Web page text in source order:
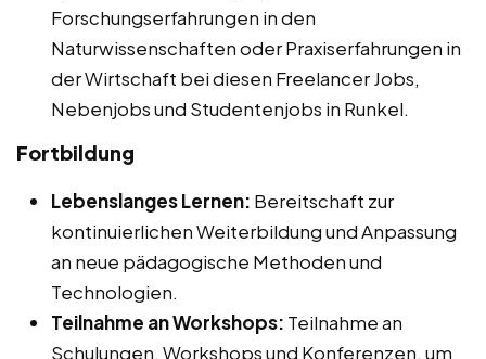
Forschungserfahrungen in den
Naturwissenschaften oder Praxiserfahrungen in
der Wirtschaft bei diesen Freelancer Jobs,
Nebenjobs und Studentenjobs in Runkel.
Fortbildung
Lebenslanges Lernen: Bereitschaft zur
kontinuierlichen Weiterbildung und Anpassung
an neue pädagogische Methoden und
Technologien.
Teilnahme an Workshops: Teilnahme an
Schulungen, Workshops und Konferenzen, um